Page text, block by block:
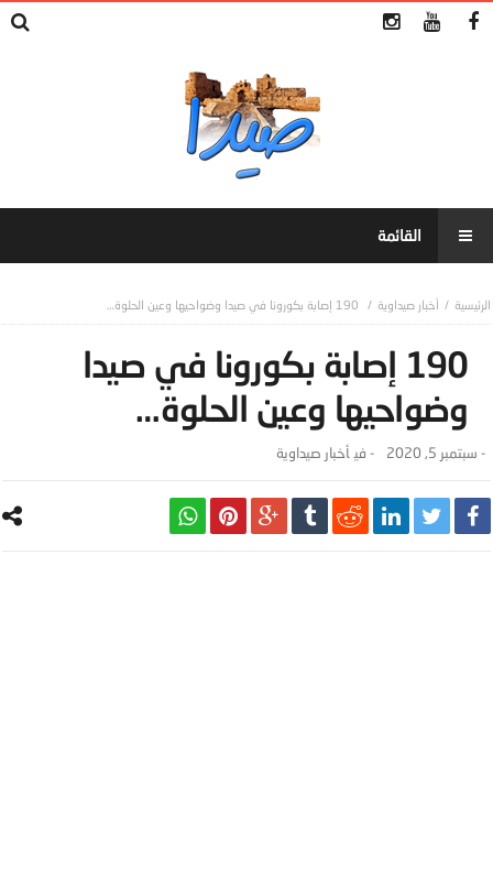
أخبار صيداوية 190 إصابة بكورونا في صيدا وضواحيها وعين الحلوة…
190 إصابة بكورونا في صيدا
وضواحيها وعين الحلوة…
- سبتمبر 5, 2020 - ‎في أخبار صيداوية